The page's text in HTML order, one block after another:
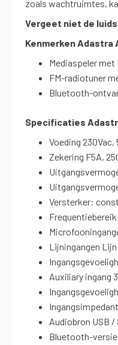
zoals wachtruimtes,
Vergeet niet de
Kenmerken Adastra
Mediaspeler met
FM-radiotuner
Bluetooth-
Specificaties
Voeding 230Vac,
Zekering F5A,
Versterker:
Lijningangen Lijn
Auxiliary ingang
Audiobron USB
Bluetooth-versie